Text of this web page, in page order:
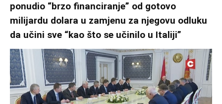
ponudio “brzo financiranje” od gotovo
milijardu dolara u zamjenu za njegovu odluku
da učini sve “kao što se učinilo u Italiji”